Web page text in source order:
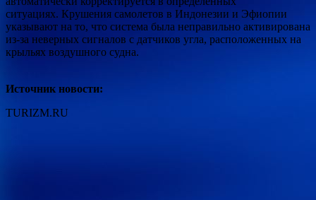
ситуациях. Крушения самолетов в Индонезии и Эфиопии
указывают на то, что система была неправильно активирована
из-за неверных сигналов с датчиков угла, расположенных на
крыльях воздушного судна.
Источник новости:
TURIZM.RU